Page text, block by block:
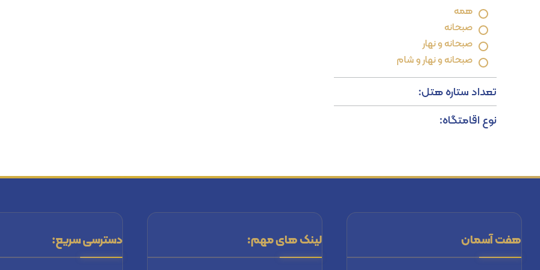
همه
صبحانه
صبحانه و نهار
صبحانه و نهار و شام
تعداد ستاره هتل:
نوع اقامتگاه:
هفت آسمان لینک های مهم: دسترسی سریع: